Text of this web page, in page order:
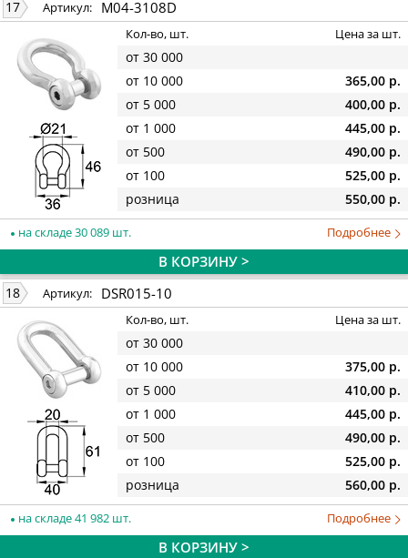
17 Артикул: M04-3108D
Кол-во, шт. Цена за шт.
от 30 000
от 10 000
365,00 р.
от 5 000
400,00 р.
от 1 000
445,00 р.
от 500
490,00 р.
от 100
525,00 р.
розница
550,00 р.
на складе 30 089 шт. Подробнее
В КОРЗИНУ >
18 Артикул: DSR015-10
Кол-во, шт. Цена за шт.
от 30 000
от 10 000
375,00 р.
от 5 000
410,00 р.
от 1 000
445,00 р.
от 500
490,00 р.
от 100
525,00 р.
розница
560,00 р.
на складе 41 982 шт. Подробнее
В КОРЗИНУ >